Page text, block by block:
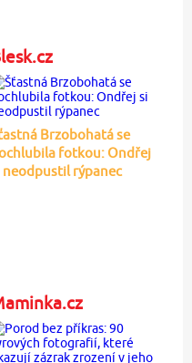
Brzobohatá se
fotkou: Ondřej
neodpustil rýpanec